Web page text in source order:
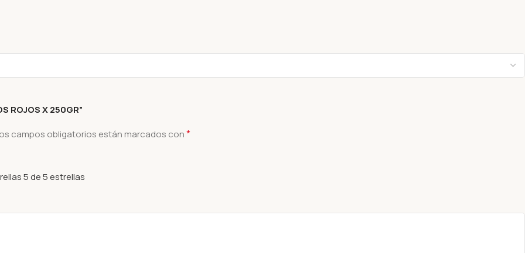
ROJOS X 250GR”
campos obligatorios están marcados con*
5 de 5 estrellas